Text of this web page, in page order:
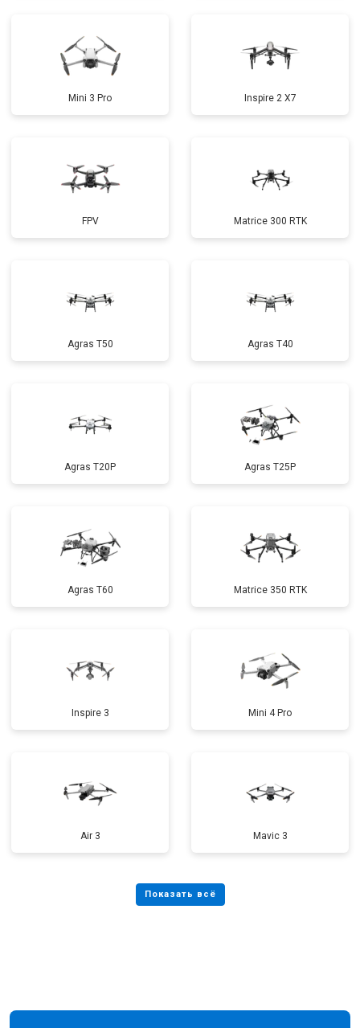
Mini 3 Pro Inspire 2 X7
FPV Matrice 300 RTK
Agras T50 Agras T40
Agras T20P Agras T25P
Agras T60 Matrice 350 RTK
Inspire 3 Mini 4 Pro
Air 3 Mavic 3